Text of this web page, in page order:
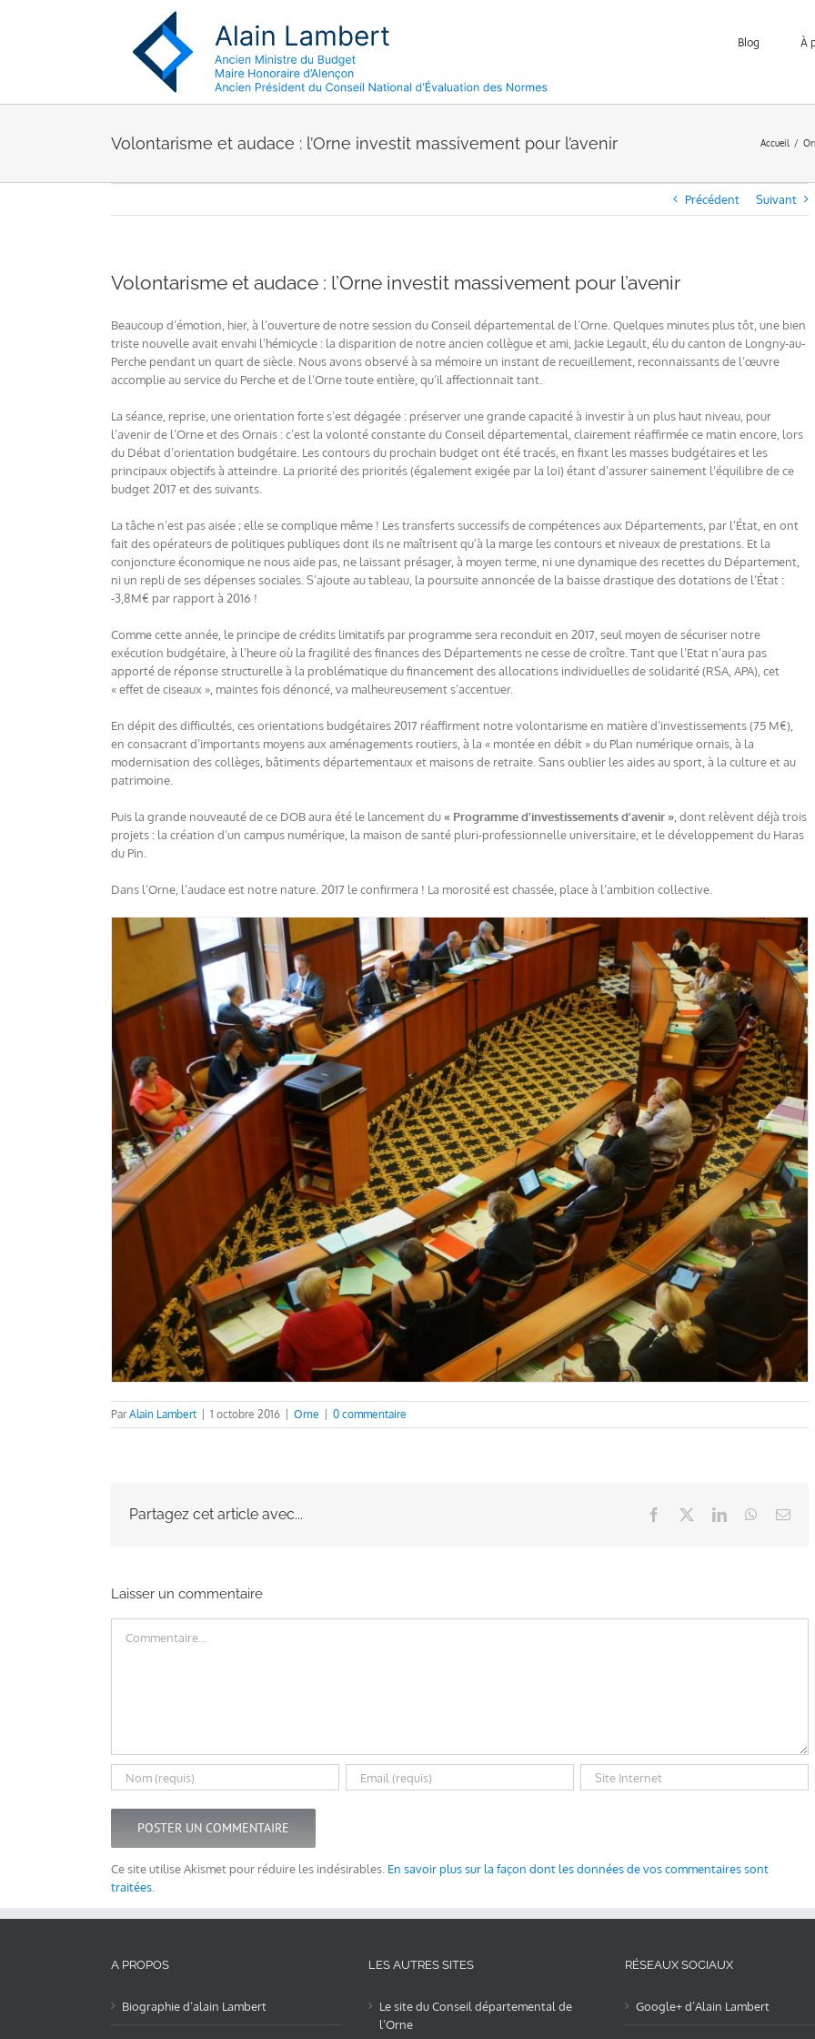
Blog À
Volontarisme et audace : l’Orne investit massivement pour l’avenir Accueil
Précédent Suivant
Volontarisme et audace : l’Orne investit massivement pour l’avenir
Beaucoup d’émotion, hier, à l’ouverture de notre session du Conseil départemental de l’Orne. Quelques minutes plus tôt, une bien
triste nouvelle avait envahi l’hémicycle : la disparition de notre ancien collègue et ami, Jackie Legault, élu du canton de Longny-au-
Perche pendant un quart de siècle. Nous avons observé à sa mémoire un instant de recueillement, reconnaissants de l’œuvre
accomplie au service du Perche et de l’Orne toute entière, qu’il affectionnait tant.
La séance, reprise, une orientation forte s’est dégagée : préserver une grande capacité à investir à un plus haut niveau, pour
l’avenir de l’Orne et des Ornais : c’est la volonté constante du Conseil départemental, clairement réaffirmée ce matin encore, lors
du Débat d’orientation budgétaire. Les contours du prochain budget ont été tracés, en fixant les masses budgétaires et les
principaux objectifs à atteindre. La priorité des priorités (également exigée par la loi) étant d’assurer sainement l’équilibre de ce
budget 2017 et des suivants.
La tâche n’est pas aisée ; elle se complique même ! Les transferts successifs de compétences aux Départements, par l’État, en ont
fait des opérateurs de politiques publiques dont ils ne maîtrisent qu’à la marge les contours et niveaux de prestations. Et la
conjoncture économique ne nous aide pas, ne laissant présager, à moyen terme, ni une dynamique des recettes du Département,
ni un repli de ses dépenses sociales. S’ajoute au tableau, la poursuite annoncée de la baisse drastique des dotations de l’État :
-3,8M€ par rapport à 2016 !
Comme cette année, le principe de crédits limitatifs par programme sera reconduit en 2017, seul moyen de sécuriser notre
exécution budgétaire, à l’heure où la fragilité des finances des Départements ne cesse de croître. Tant que l’Etat n’aura pas
apporté de réponse structurelle à la problématique du financement des allocations individuelles de solidarité (RSA, APA), cet
« effet de ciseaux », maintes fois dénoncé, va malheureusement s’accentuer.
En dépit des difficultés, ces orientations budgétaires 2017 réaffirment notre volontarisme en matière d’investissements (75 M€),
en consacrant d’importants moyens aux aménagements routiers, à la « montée en débit » du Plan numérique ornais, à la
modernisation des collèges, bâtiments départementaux et maisons de retraite. Sans oublier les aides au sport, à la culture et au
patrimoine.
Puis la grande nouveauté de ce DOB aura été le lancement du« Programme d’investissements d’avenir » , dont relèvent déjà trois
projets : la création d’un campus numérique, la maison de santé pluri-professionnelle universitaire, et le développement du Haras
du Pin.
Dans l’Orne, l’audace est notre nature. 2017 le confirmera ! La morosité est chassée, place à l’ambition collective.
ParAlain Lambert 1 octobre 2016 Orne 0 commentaire
Partagez cet article avec... Facebook LinkedInWhatsApp
Email
Laisser un commentaire
Ce site utilise Akismet pour réduire les indésirables. En savoir plus sur la façon dont les données de vos commentaires sont
traitées.
A PROPOS
Biographie d’alain Lambert
LES AUTRES SITES
Le site du Conseil départemental de
l’Orne
RÉSEAUX SOCIAUX
Google+ d’Alain Lambert